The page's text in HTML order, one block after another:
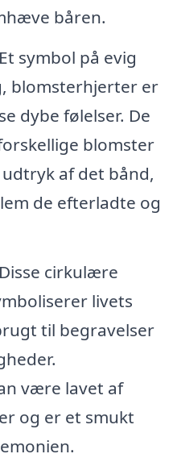
båren.
Et symbol på evig
blomsterhjerter er
dybe følelser. De
blomster
af det bånd,
de efterladte og
Disse cirkulære
livets
til begravelser
være lavet af
og er et smukt